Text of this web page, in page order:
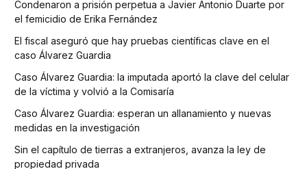
Condenaron a prisión perpetua a Javier Antonio Duarte por
el femicidio de Erika Fernández
El fiscal aseguró que hay pruebas científicas clave en el
caso Álvarez Guardia
Caso Álvarez Guardia: la imputada aportó la clave del celular
de la víctima y volvió a la Comisaría
Caso Álvarez Guardia: esperan un allanamiento y nuevas
medidas en la investigación
Sin el capítulo de tierras a extranjeros, avanza la ley de
propiedad privada